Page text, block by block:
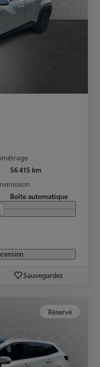
56 415 km
Boîte automatique
Sauvegardez
Réservé